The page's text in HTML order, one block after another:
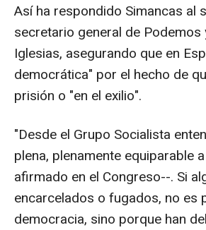
Así ha respondido Simancas al
secretario general de
Iglesias, asegurando que en
democrática" por el hecho de
prisión o "en el exilio".
"Desde el Grupo Socialista
plena, plenamente equiparable
afirmado en el Congreso--. Si
encarcelados o fugados, no es
democracia, sino porque han